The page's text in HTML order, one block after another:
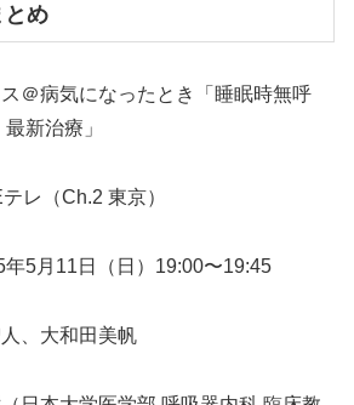
め
ス＠病気になったとき「睡眠時無呼
新治療」
テレ（Ch.2 東京）
年5月11日（日）19:00〜19:45
人、大和田美帆